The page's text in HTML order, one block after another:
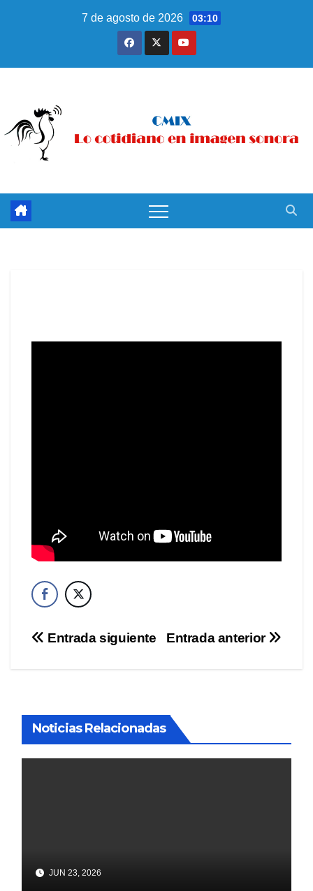
7 de agosto de 2026 03:10
Navegación
Entrada anterior
Entrada siguiente
Noticias Relacionadas
JUN 23, 2026